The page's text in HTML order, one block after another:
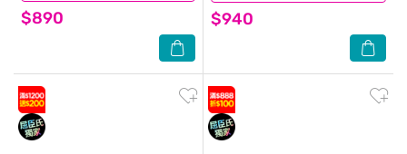
$890 $940